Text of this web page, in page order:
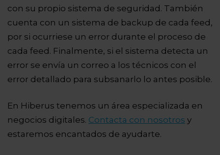
con su propio sistema de seguridad. También
cuenta con un sistema de backup de cada feed,
por si ocurriese un error durante el proceso de
cada feed. Finalmente, si el sistema detecta un
error se envía un correo a los técnicos con el
error detallado para subsanarlo lo antes posible.
En Hiberus tenemos un área especializada en
negocios digitales. Contacta con nosotros y
estaremos encantados de ayudarte.